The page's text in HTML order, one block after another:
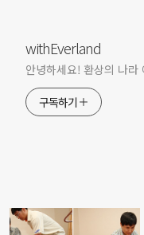
withEverland
안녕하세요! 환상의 나라
구독하기